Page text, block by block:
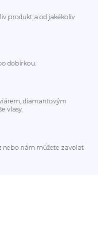
produkt a od jakékoliv
dobírkou.
diamantovým
vlasy.
nebo nám můžete zavolat